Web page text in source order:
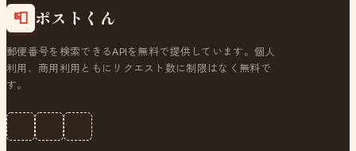
📮 ポストくん
郵便番号を検索できるAPIを無料で提供しています。個人
利用、商用利用ともにリクエスト数に制限はなく無料で
す。